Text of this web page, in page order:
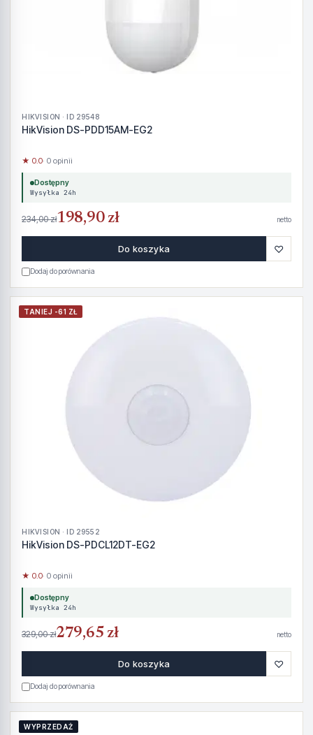
HIKVISION · ID 29548
HikVision DS-PDD15AM-EG2
★ 0.0· 0 opinii
Dostępny
Wysyłka 24h
234,00 zł198,90 zł netto
Do koszyka ♡
Dodaj do porównania
TANIEJ -61 ZŁ
HIKVISION · ID 29552
HikVision DS-PDCL12DT-EG2
★ 0.0· 0 opinii
Dostępny
Wysyłka 24h
329,00 zł279,65 zł netto
Do koszyka ♡
Dodaj do porównania
WYPRZEDAŻ